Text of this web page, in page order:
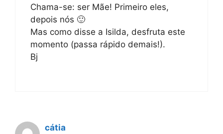
Chama-se: ser Mãe! Primeiro eles,
depois nós 🙂
Mas como disse a Isilda, desfruta este
momento (passa rápido demais!).
Bj
cátia